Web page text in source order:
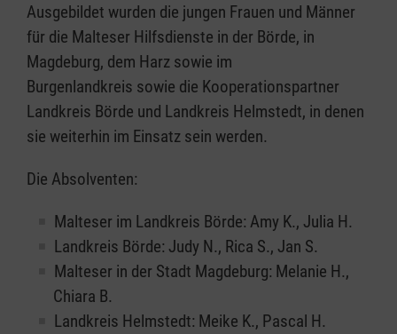
Ausgebildet wurden die jungen Frauen und Männer
für die Malteser Hilfsdienste in der Börde, in
Magdeburg, dem Harz sowie im
Burgenlandkreis sowie die Kooperationspartner
Landkreis Börde und Landkreis Helmstedt, in denen
sie weiterhin im Einsatz sein werden.
Die Absolventen:
Malteser im Landkreis Börde: Amy K., Julia H.
Landkreis Börde: Judy N., Rica S., Jan S.
Malteser in der Stadt Magdeburg: Melanie H.,
Chiara B.
Landkreis Helmstedt: Meike K., Pascal H.